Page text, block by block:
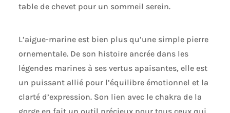
table de chevet pour un sommeil serein.
L’aigue-marine est bien plus qu’une simple pierre
ornementale. De son histoire ancrée dans les
légendes marines à ses vertus apaisantes, elle est
un puissant allié pour l’équilibre émotionnel et la
clarté d’expression. Son lien avec le chakra de la